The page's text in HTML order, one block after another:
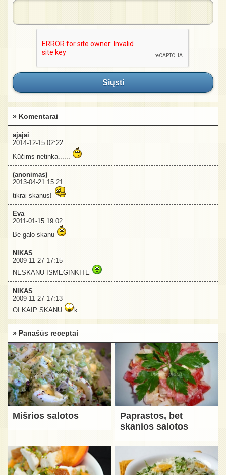
Siųsti
» Komentarai
ajajai
2014-12-15 02:22
Kūčims netinka......
(anonimas)
2013-04-21 15:21
tikrai skanus!
Eva
2011-01-15 19:02
Be galo skanu
NIKAS
2009-11-27 17:15
NESKANU ISMEGINKITE
NIKAS
2009-11-27 17:13
OI KAIP SKANU
k:
» Panašūs receptai
Mišrios salotos
Paprastos, bet
skanios salotos